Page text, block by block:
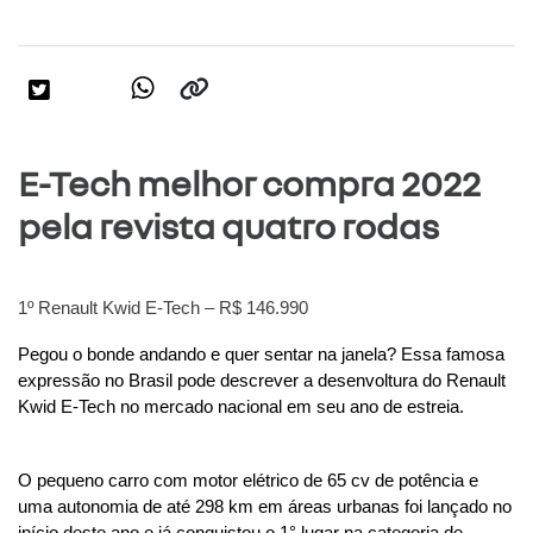
E-Tech melhor compra 2022
pela revista quatro rodas
1º Renault Kwid E-Tech – R$ 146.990
Pegou o bonde andando e quer sentar na janela? Essa famosa
expressão no Brasil pode descrever a desenvoltura do Renault
Kwid E-Tech no mercado nacional em seu ano de estreia.
O pequeno carro com motor elétrico de 65 cv de potência e
uma autonomia de até 298 km em áreas urbanas foi lançado no